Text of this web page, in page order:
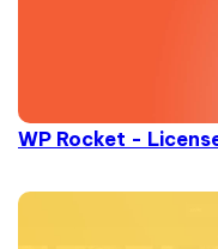
WP Rocket -